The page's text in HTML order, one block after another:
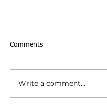
Comments
Write a comment...